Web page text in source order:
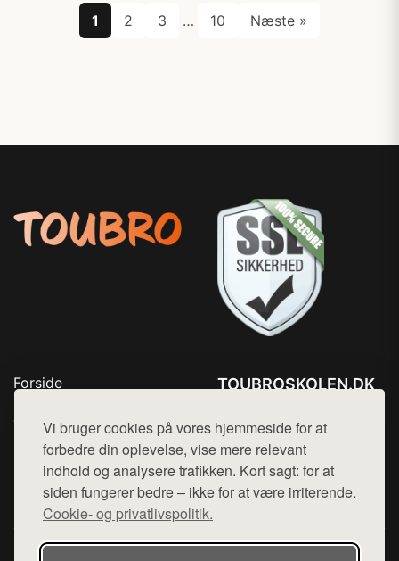
Vi bruger cookies på vores hjemmeside for at
forbedre din oplevelse, vise mere relevant
indhold og analysere trafikken. Kort sagt: for at
siden fungerer bedre – ikke for at være irriterende.
Cookie- og privatlivspolitik.
1 2 3 … 10 Næste »
Forside
Top Rabatter
Blog
Kontakt
TOUBROSKOLEN.DK
Mail: hej@want.dk
Cookie- og privatlivspolitik